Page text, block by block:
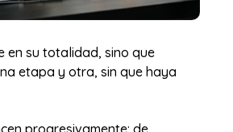
en su totalidad, sino que
etapa y otra, sin que haya
progresivamente: de